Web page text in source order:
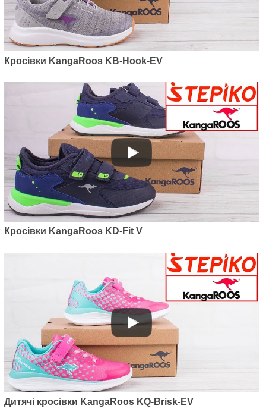
Артикул: 791090002005
Steel Grey
1895грн.
Кросівки KangaRoos KJ-Dyna
Vapor Grey/Lavender
1845грн.
Кросівки KangaRoos KB-Hook-EV
Кросівки KangaRoos KD-Fit V
Дитячі кросівки KangaRoos KQ-Brisk-EV